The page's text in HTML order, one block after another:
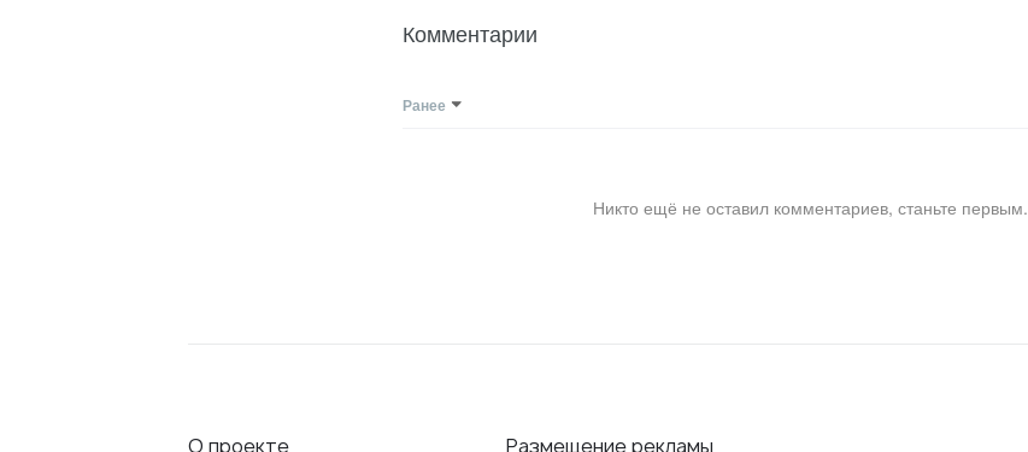
Комментарии
Ранее
Никто ещё не оставил комментариев, станьте первым.
О проекте Размещение рекламы